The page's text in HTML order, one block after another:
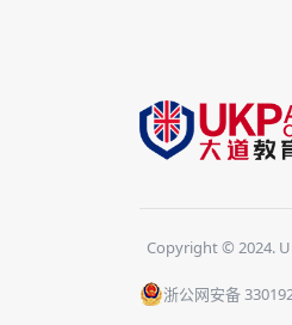
Copyright © 2024.
浙公网安备